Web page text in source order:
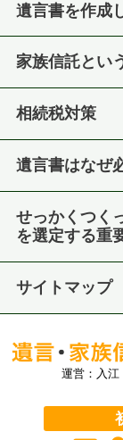
遺言書を作成
家族信託とい
相続税対策
遺言書はなぜ
せっかくつく
を選定する重
サイトマップ
運営：入